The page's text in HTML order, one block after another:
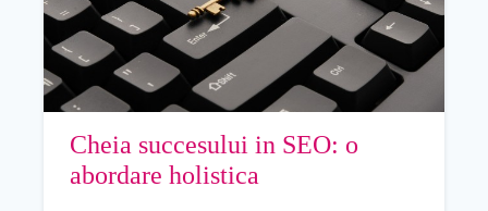
Cheia succesului in SEO: o
abordare holistica